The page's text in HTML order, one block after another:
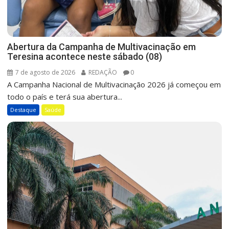
Abertura da Campanha de Multivacinação em
Teresina acontece neste sábado (08)
7 de agosto de 2026 REDAÇÃO 0
A Campanha Nacional de Multivacinação 2026 já começou em
todo o país e terá sua abertura...
Destaque Saúde